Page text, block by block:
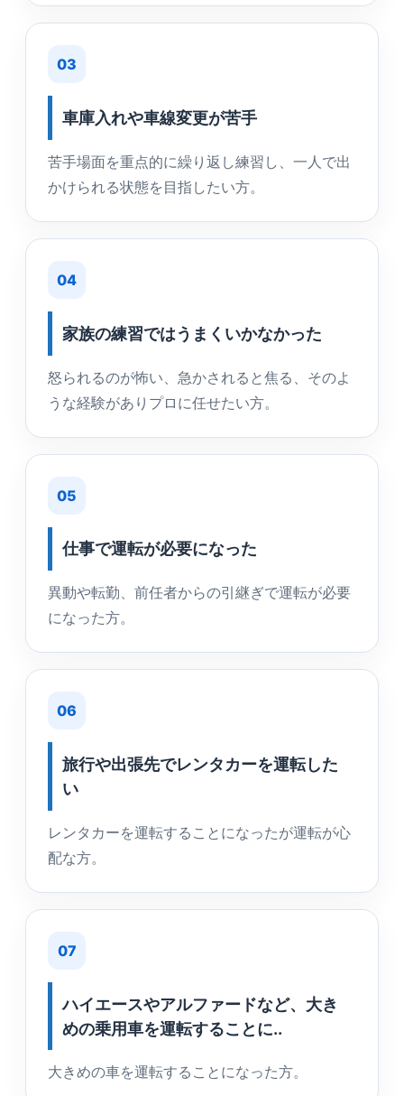
03
車庫入れや車線変更が苦手
苦手場面を重点的に繰り返し練習し、一人で出
かけられる状態を目指したい方。
04
家族の練習ではうまくいかなかった
怒られるのが怖い、急かされると焦る、そのよ
うな経験がありプロに任せたい方。
05
仕事で運転が必要になった
異動や転勤、前任者からの引継ぎで運転が必要
になった方。
06
旅行や出張先でレンタカーを運転した
い
レンタカーを運転することになったが運転が心
配な方。
07
ハイエースやアルファードなど、大き
めの乗用車を運転することに..
大きめの車を運転することになった方。